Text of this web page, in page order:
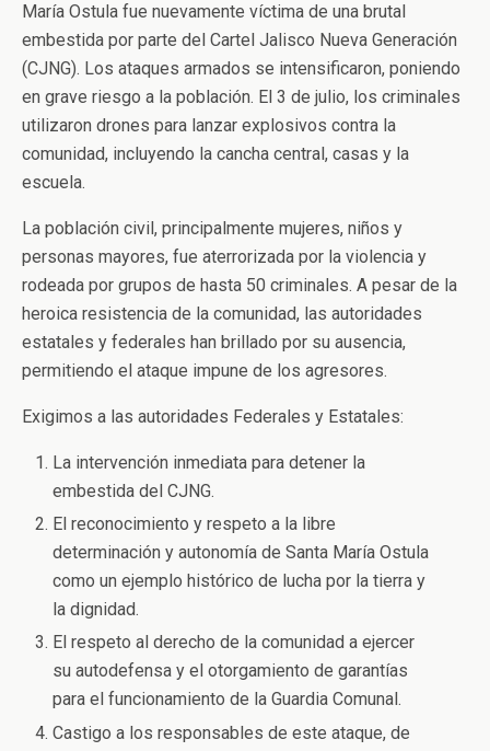
María Ostula fue nuevamente víctima de una brutal
embestida por parte del Cartel Jalisco Nueva Generación
(CJNG). Los ataques armados se intensificaron, poniendo
en grave riesgo a la población. El 3 de julio, los criminales
utilizaron drones para lanzar explosivos contra la
comunidad, incluyendo la cancha central, casas y la
escuela.
La población civil, principalmente mujeres, niños y
personas mayores, fue aterrorizada por la violencia y
rodeada por grupos de hasta 50 criminales. A pesar de la
heroica resistencia de la comunidad, las autoridades
estatales y federales han brillado por su ausencia,
permitiendo el ataque impune de los agresores.
Exigimos a las autoridades Federales y Estatales:
La intervención inmediata para detener la
embestida del CJNG.
El reconocimiento y respeto a la libre
determinación y autonomía de Santa María Ostula
como un ejemplo histórico de lucha por la tierra y
la dignidad.
El respeto al derecho de la comunidad a ejercer
su autodefensa y el otorgamiento de garantías
para el funcionamiento de la Guardia Comunal.
Castigo a los responsables de este ataque, de